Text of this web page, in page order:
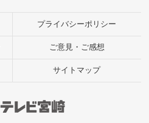
プライバシーポリシー
ご意見・ご感想
サイトマップ